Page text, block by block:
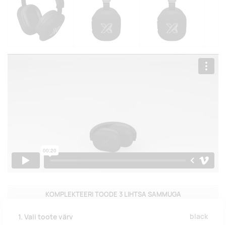
KOMPLEKTEERI TOODE 3 LIHTSA SAMMUGA
1. Vali toote värv black